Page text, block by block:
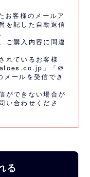
お客様のメールア
を記した自動返信
ご購入内容に間違
れているお客様
」「＠
ールを受信でき
ができない場合が
い合わせくださ
る